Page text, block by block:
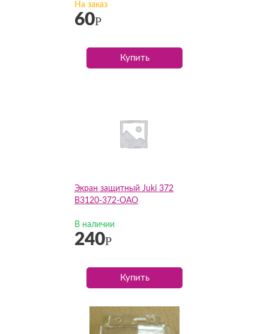
На заказ
60Р
Купить
Экран защитный Juki 372
B3120-372-OAO
В наличии
240Р
Купить